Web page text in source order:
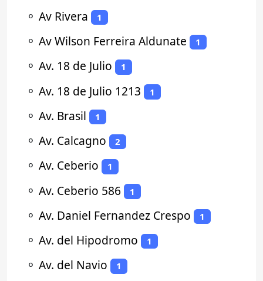
⚬ Av Rivera 1
⚬ Av Wilson Ferreira Aldunate 1
⚬ Av. 18 de Julio 1
⚬ Av. 18 de Julio 1213 1
⚬ Av. Brasil 1
⚬ Av. Calcagno 2
⚬ Av. Ceberio 1
⚬ Av. Ceberio 586 1
⚬ Av. Daniel Fernandez Crespo 1
⚬ Av. del Hipodromo 1
⚬ Av. del Navio 1